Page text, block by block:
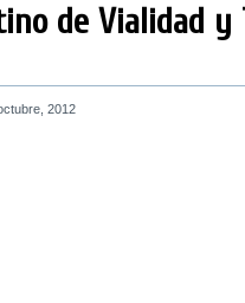
de Vialidad
2012